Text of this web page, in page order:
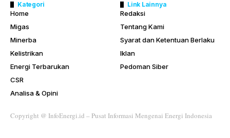
Kategori
Home
Migas
Minerba
Kelistrikan
Energi Terbarukan
CSR
Analisa & Opini
Link Lainnya
Redaksi
Tentang Kami
Syarat dan Ketentuan Berlaku
Iklan
Pedoman Siber
Copyright @ InfoEnergi.id – Pusat Informasi Mengenai Energi Indonesia